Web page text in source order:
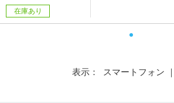
在庫あり
表示： スマートフォン ｜